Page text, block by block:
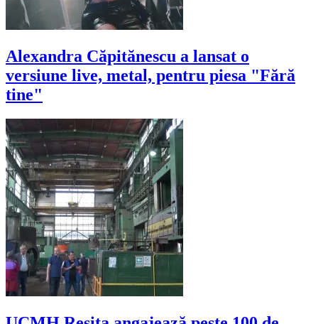
Alexandra Căpitănescu a lansat o
versiune live, metal, pentru piesa "Fără
tine"